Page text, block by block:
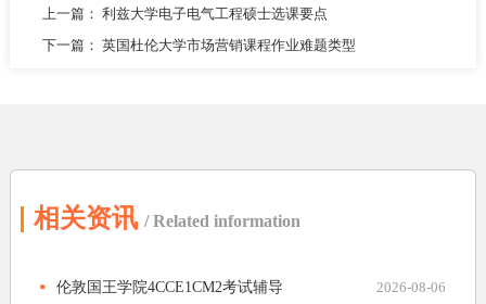
上一篇： 利兹大学电子电气工程硕士选课要点
下一篇： 英国杜伦大学市场营销课程作业难题类型
相关资讯 / Related information
伦敦国王学院4CCE1CM2考试辅导 2026-08-06